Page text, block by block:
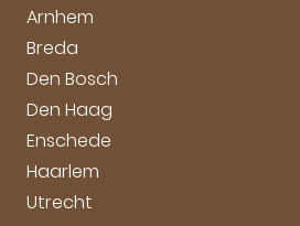
Arnhem
Breda
Den Bosch
Den Haag
Enschede
Haarlem
Utrecht